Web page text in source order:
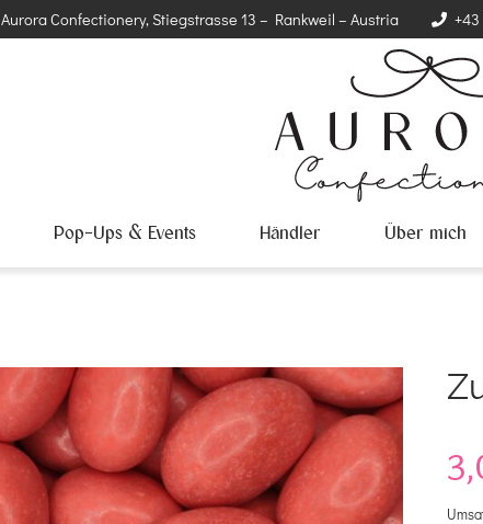
Aurora Confectionery, Stiegstrasse 13 – Rankweil – Austria +43
Pop-Ups & Events Händler Über mich